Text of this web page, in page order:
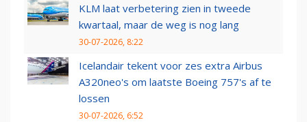
KLM laat verbetering zien in tweede
kwartaal, maar de weg is nog lang
30-07-2026, 8:22
Icelandair tekent voor zes extra Airbus
A320neo's om laatste Boeing 757's af te
lossen
30-07-2026, 6:52